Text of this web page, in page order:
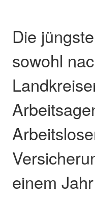
Die
sowohl
einem